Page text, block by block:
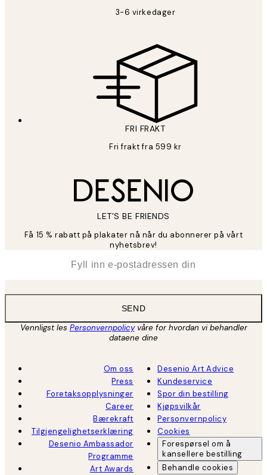
3-6 virkedager
FRI FRAKT
Fri frakt fra 599 kr
LET’S BE FRIENDS
Få 15 % rabatt på plakater nå når du abonnerer på vårt
nyhetsbrev!
SEND
Vennligst les Personvernpolicyvåre for hvordan vi behandler
dataene dine
Om oss
Press
Foretaksopplysninger
Career
Bærekraft
Tilgjengelighetserklæring
Desenio Ambassador
Programme
Art Awards
Desenio Art Advice
Kundeservice
Spor din bestilling
Kjøpsvilkår
Personvernpolicy
Cookies
Forespørsel om å
kansellere bestilling
Behandle cookies